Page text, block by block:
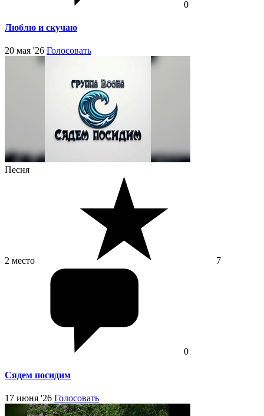
0
Люблю и скучаю
20 мая '26 Голосовать
Песня
2 место 7
0
Сядем посидим
17 июня '26 Голосовать